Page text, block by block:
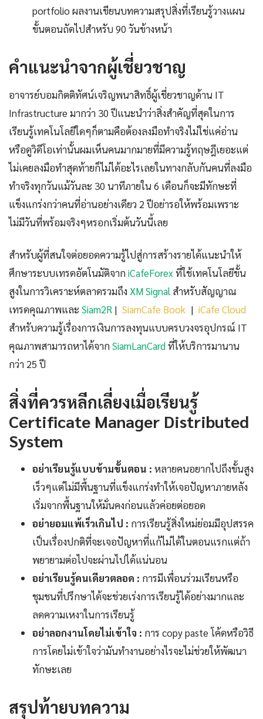
portfolio ผลงานเขียนบทความสรุปสิ่งที่เรียนรู้วางแผน
ขั้นตอนถัดไปสำหรับ 90 วันข้างหน้า
คำแนะนำจากผู้เชี่ยวชาญ
อาจารย์บอมกิตติทัศน์เจริญพนาสิทธิ์ผู้เชี่ยวชาญด้าน IT
Infrastructure มากว่า 30 ปีแนะนำว่าสิ่งสำคัญที่สุดในการ
เรียนรู้เทคโนโลยีใดๆก็ตามคือต้องลงมือทำจริงไม่ใช่แค่อ่าน
หรือดูวิดีโอเท่านั้นผมเห็นคนมากมายที่มีความรู้ทฤษฎีเยอะแต่
ไม่เคยลงมือทำสุดท้ายก็ไม่ได้อะไรเลยในทางกลับกันคนที่ลงมือ
ทำจริงทุกวันแม้วันละ 30 นาทีภายใน 6 เดือนก็จะมีทักษะที่
แข็งแกร่งกว่าคนที่อ่านอย่างเดียว 2 ปีอย่ารอให้พร้อมเพราะ
ไม่มีวันที่พร้อมจริงๆหรอกเริ่มต้นวันนี้เลย
สำหรับผู้ที่สนใจต่อยอดความรู้ไปสู่การสร้างรายได้แนะนำให้
ศึกษาระบบเทรดอัตโนมัติจากiCafeForex ที่ใช้เทคโนโลยีขั้น
สูงในการวิเคราะห์ตลาดรวมถึง XM Signal สำหรับสัญญาณ
เทรดคุณภาพและ Siam2R | SiamCafe Book | iCafe Cloud
สำหรับความรู้เรื่องการเงินการลงทุนแบบครบวงจรอุปกรณ์ IT
คุณภาพสามารถหาได้จากSiamLanCardที่ให้บริการมานาน
กว่า 25 ปี
สิ่งที่ควรหลีกเลี่ยงเมื่อเรียนรู้
Certificate Manager Distributed
System
อย่าเรียนรู้แบบข้ามขั้นตอน : หลายคนอยากไปถึงขั้นสูง
เร็วๆแต่ไม่มีพื้นฐานที่แข็งแกร่งทำให้เจอปัญหาภายหลัง
เริ่มจากพื้นฐานให้มั่นคงก่อนแล้วค่อยต่อยอด
อย่ายอมแพ้เร็วเกินไป : การเรียนรู้สิ่งใหม่ย่อมมีอุปสรรค
เป็นเรื่องปกติที่จะเจอปัญหาที่แก้ไม่ได้ในตอนแรกแต่ถ้า
พยายามต่อไปจะผ่านไปได้แน่นอน
อย่าเรียนรู้คนเดียวตลอด : การมีเพื่อนร่วมเรียนหรือ
ชุมชนที่ปรึกษาได้จะช่วยเร่งการเรียนรู้ได้อย่างมากและ
ลดความเหงาในการเรียนรู้
อย่าลอกงานโดยไม่เข้าใจ : การ copy paste โค้ดหรือวิธี
การโดยไม่เข้าใจว่ามันทำงานอย่างไรจะไม่ช่วยให้พัฒนา
ทักษะเลย
สรุปท้ายบทความ